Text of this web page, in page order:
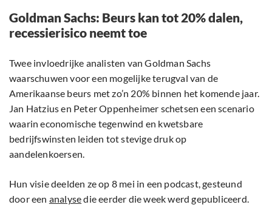
Goldman Sachs: Beurs kan tot 20% dalen,
recessierisico neemt toe
Twee invloedrijke analisten van Goldman Sachs
waarschuwen voor een mogelijke terugval van de
Amerikaanse beurs met zo’n 20% binnen het komende jaar.
Jan Hatzius en Peter Oppenheimer schetsen een scenario
waarin economische tegenwind en kwetsbare
bedrijfswinsten leiden tot stevige druk op
aandelenkoersen.
Hun visie deelden ze op 8 mei in een podcast, gesteund
door een analysedie eerder die week werd gepubliceerd.